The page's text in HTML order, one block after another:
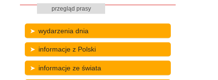
przegląd prasy
wydarzenia dnia
informacje z Polski
informacje ze świata